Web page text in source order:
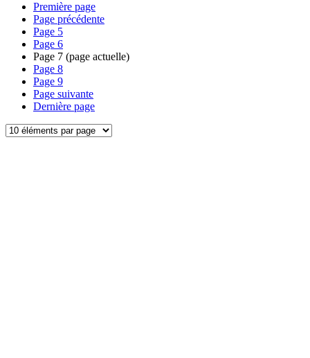
Première page
Page précédente
Page 5
Page 6
Page 7 (page actuelle)
Page 8
Page 9
Page suivante
Dernière page